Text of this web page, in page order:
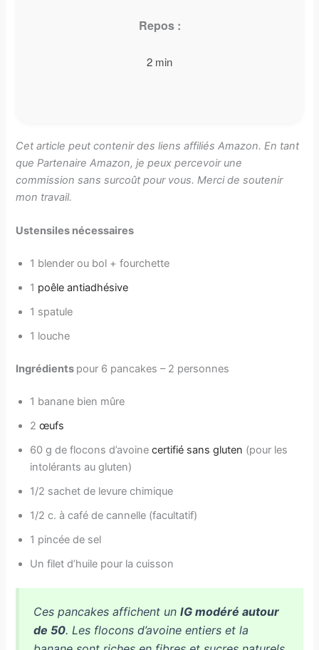
Repos :
2 min
Cet article peut contenir des liens affiliés Amazon. En tant
que Partenaire Amazon, je peux percevoir une
commission sans surcoût pour vous. Merci de soutenir
mon travail.
Ustensiles nécessaires
1 blender ou bol + fourchette
1 poêle antiadhésive
1 spatule
1 louche
Ingrédients pour 6 pancakes – 2 personnes
1 banane bien mûre
2œufs
60 g de flocons d’avoinecertifié sans gluten (pour les
intolérants au gluten)
1/2 sachet de levure chimique
1/2 c. à café de cannelle (facultatif)
1 pincée de sel
Un filet d’huile pour la cuisson
Ces pancakes affichent unIG modéré autour
de 50. Les flocons d’avoine entiers et la